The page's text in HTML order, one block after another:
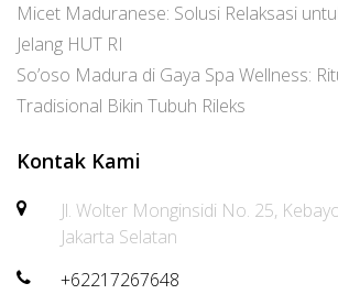
Micet Maduranese: Solusi Relaksasi
Jelang HUT RI
So’oso Madura di Gaya Spa Wellness:
Tradisional Bikin Tubuh Rileks
Kontak Kami
Jl. Wolter Monginsidi No. 25,
Jakarta Selatan
+62217267648